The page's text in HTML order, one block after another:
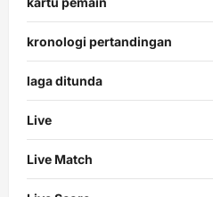
kronologi pertandingan
laga ditunda
Live
Live Match